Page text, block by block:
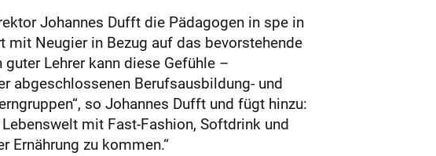
Johannes Dufft die Pädagogen in spe in
mit Neugier in Bezug auf das bevorstehende
Lehrer kann diese Gefühle –
abgeschlossenen Berufsausbildung- und
so Johannes Dufft und fügt hinzu:
mit Fast-Fashion, Softdrink und
Ernährung zu kommen.“